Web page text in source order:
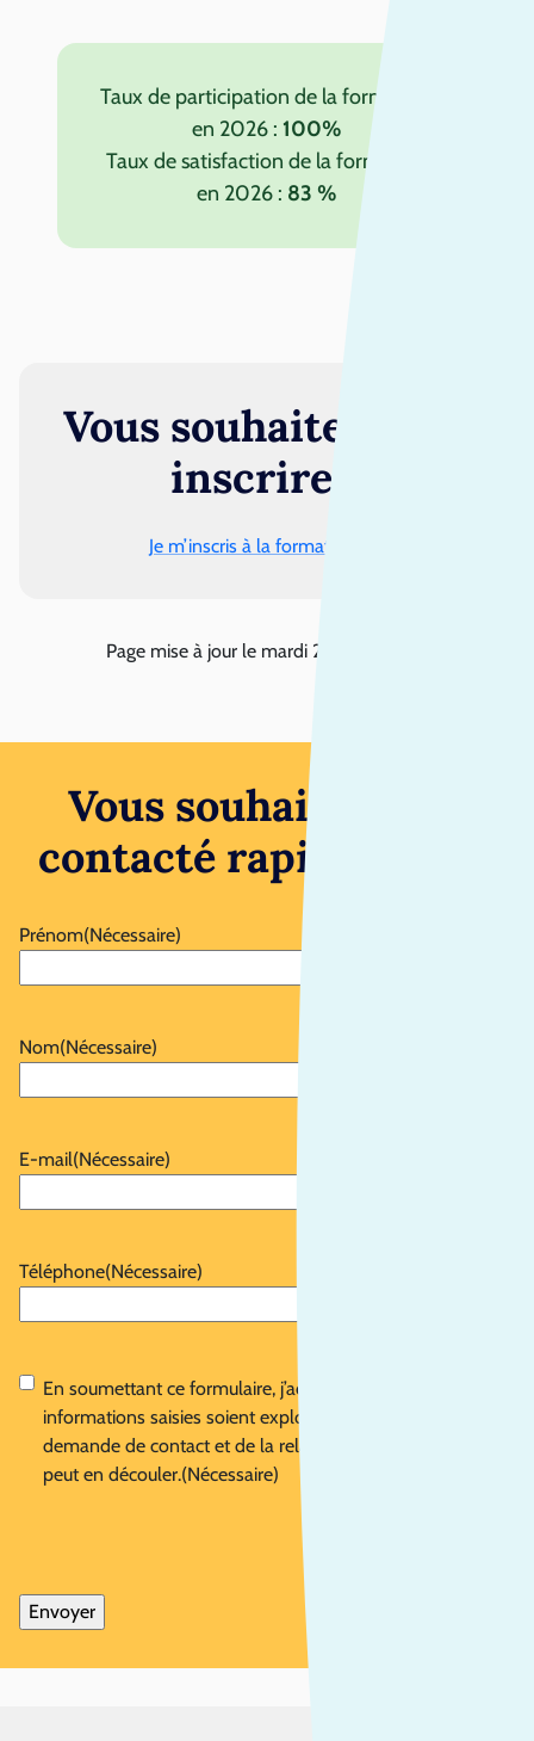
Taux de participation de la formation
en 2026 : 100%
Taux de satisfaction de la formation
en 2026 : 83 %
Vous souhaitez vous
inscrire ?
Je m’inscris à la formation
Page mise à jour le mardi 28 juillet 2026
Vous souhaitez être
contacté rapidement ?
Prénom(Nécessaire)
Nom(Nécessaire)
E-mail(Nécessaire)
Téléphone(Nécessaire)
RGPD(Nécessaire)
En soumettant ce formulaire, j’accepte que les
informations saisies soient exploitées dans le cadre de la
demande de contact et de la relation commerciale qui
peut en découler.(Nécessaire)